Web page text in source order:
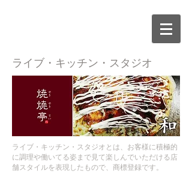
ライブ・キッチン・スタジオ
ライブ・キッチン・スタジオとは、お客様に積極的
に調理や働いてる姿まで見て楽しんでいただける店
舗スタイルを表現したもので、商標登録です。